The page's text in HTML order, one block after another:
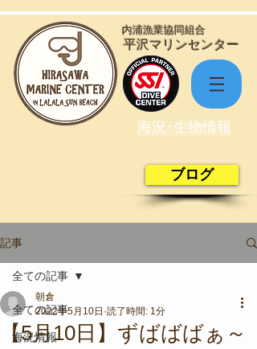
​平沢マリンセンター
​内浦漁業協同組合
海況･生物情報
ブログ
記事
全ての記事
海況情報
全ての記事
【5月10日】ずばばばぁ～
朝倉
2022年5月10日 読了時間: 1分